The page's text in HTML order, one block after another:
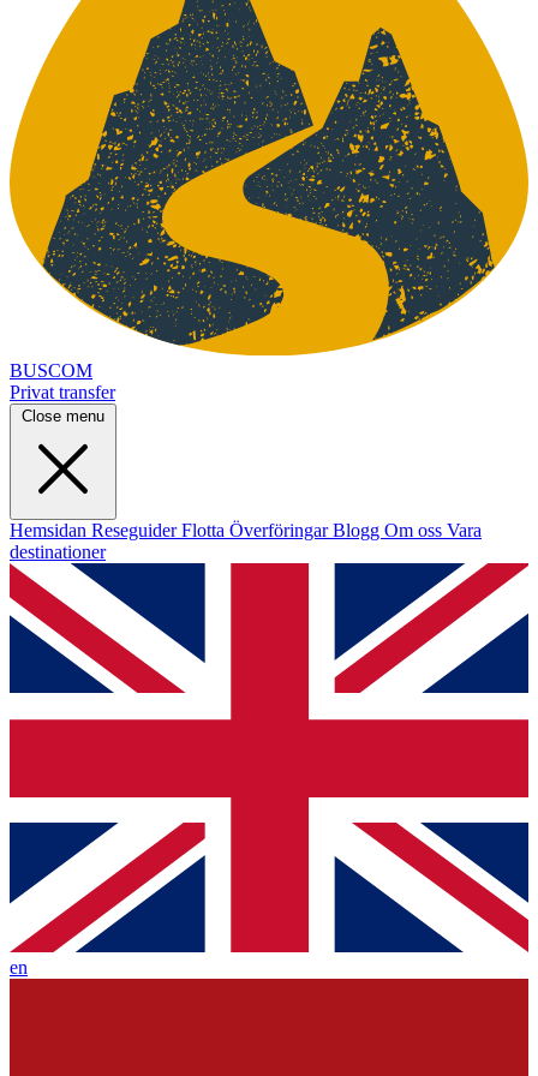
BUSCOM
Privat transfer
Close menu
Hemsidan ReseguiderFlotta ÖverföringarBlogg Om oss Vara
destinationer
en